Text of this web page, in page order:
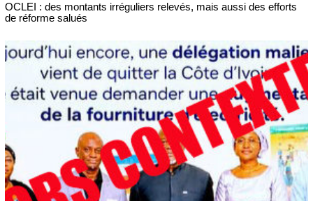
OCLEI : des montants irréguliers relevés, mais aussi des efforts
de réforme salués